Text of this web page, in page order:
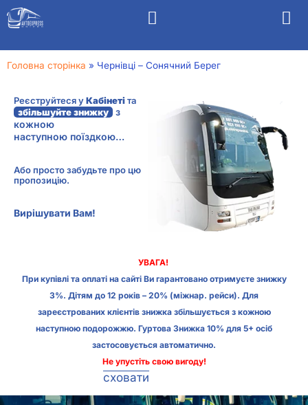
Головна сторінка » Чернівці – Сонячний Берег
Реєструйтеся уКабінетіта
збільшуйте знижку з
кожною
наступною поїздкою…
Або просто забудьте про цю
пропозицію.
Вирішувати Вам!
УВАГА!
При купівлі та оплаті на сайті Ви гарантовано отримуєте знижку
3%. Дітям до 12 років – 20% (міжнар. рейси). Для
зареєстрованих клієнтів знижка збільшується з кожною
наступною подорожжю. Гуртова Знижка 10% для 5+ осіб
застосовується автоматично.
Не упустіть свою вигоду!
сховати